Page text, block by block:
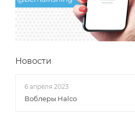
Новости
6 апреля 2023
Воблеры Halco